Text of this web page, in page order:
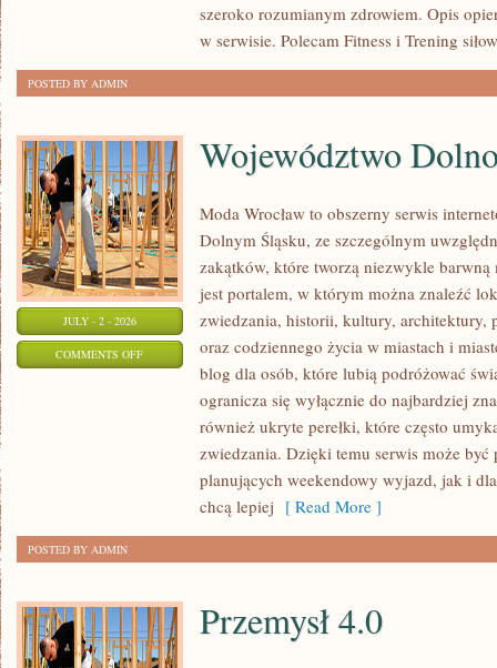
szeroko rozumianym zdrowiem. Opis
w serwisie. Polecam Fitness i Trening
POSTED BY ADMIN
JULY - 2 - 2026
COMMENTS OFFON
WOJEWÓDZTWO
DOLNOŚLĄSKIE
Województwo
Moda Wrocław to obszerny serwis
Dolnym Śląsku, ze szczególnym
zakątków, które tworzą niezwykle barwną
jest portalem, w którym można znaleźć
zwiedzania, historii, kultury, architektury,
oraz codziennego życia w miastach i
blog dla osób, które lubią podróżować
ogranicza się wyłącznie do najbardziej
również ukryte perełki, które często
zwiedzania. Dzięki temu serwis może
planujących weekendowy wyjazd, jak i
chcą lepiej [ Read More ]
POSTED BY ADMIN
Przemysł 4.0